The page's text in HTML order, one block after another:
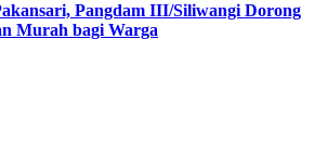
Pangdam III/Siliwangi Dorong
Murah bagi Warga